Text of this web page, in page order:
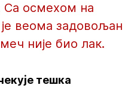
Са осмехом на
веома задовољан
није био лак.
тешка